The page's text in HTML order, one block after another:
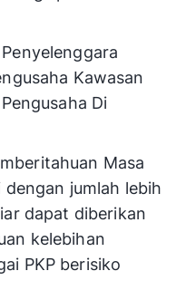
Kawasan
Di
Masa
jumlah lebih
dapat diberikan
kelebihan
PKP berisiko